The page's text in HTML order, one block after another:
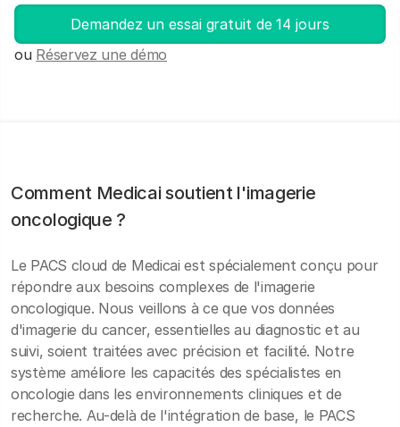
Demandez un essai gratuit de 14 jours
ou Réservez une démo
Comment Medicai soutient l'imagerie
oncologique ?
Le PACS cloud de Medicai est spécialement conçu pour
répondre aux besoins complexes de l'imagerie
oncologique. Nous veillons à ce que vos données
d'imagerie du cancer, essentielles au diagnostic et au
suivi, soient traitées avec précision et facilité. Notre
système améliore les capacités des spécialistes en
oncologie dans les environnements cliniques et de
recherche. Au-delà de l'intégration de base, le PACS